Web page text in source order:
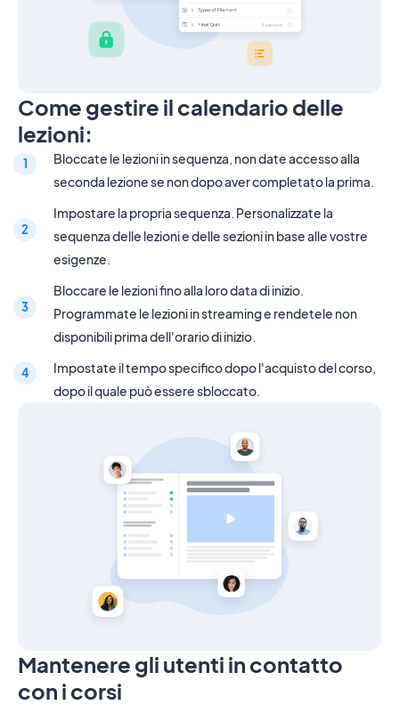
Come gestire il calendario delle
lezioni:
Bloccate le lezioni in sequenza, non date accesso alla
seconda lezione se non dopo aver completato la prima.
Impostare la propria sequenza. Personalizzate la
sequenza delle lezioni e delle sezioni in base alle vostre
esigenze.
Bloccare le lezioni fino alla loro data di inizio.
Programmate le lezioni in streaming e rendetele non
disponibili prima dell'orario di inizio.
Impostate il tempo specifico dopo l'acquisto del corso,
dopo il quale può essere sbloccato.
Mantenere gli utenti in contatto
con i corsi